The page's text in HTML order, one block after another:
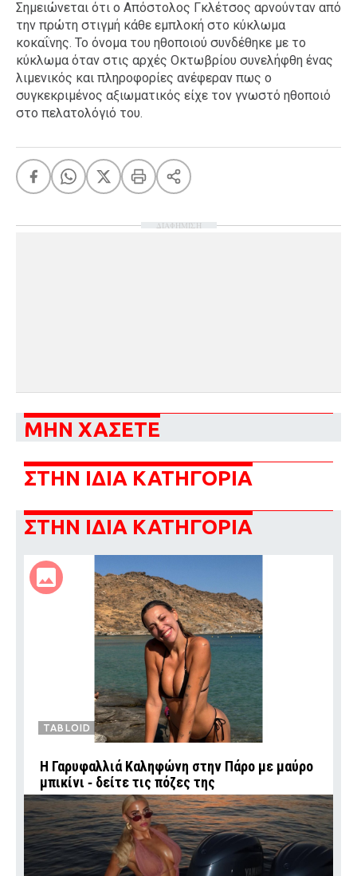
Εισιτήρια
Σημειώνεται ότι ο Απόστολος Γκλέτσος αρνούνταν από
την πρώτη στιγμή κάθε εμπλοκή στο κύκλωμα
κοκαΐνης. Το όνομα του ηθοποιού συνδέθηκε με το
κύκλωμα όταν στις αρχές Οκτωβρίου συνελήφθη ένας
λιμενικός και πληροφορίες ανέφεραν πως ο
συγκεκριμένος αξιωματικός είχε τον γνωστό ηθοποιό
στο πελατολόγιό του.
ΔΙΑΦΗΜΙΣΗ
ΜΗΝ ΧΑΣΕΤΕ
ΣΤΗΝ ΙΔΙΑ ΚΑΤΗΓΟΡΙΑ
ΣΤΗΝ ΙΔΙΑ ΚΑΤΗΓΟΡΙΑ
TABLOID
Η Γαρυφαλλιά Καληφώνη στην Πάρο με μαύρο
μπικίνι ‑ δείτε τις πόζες της